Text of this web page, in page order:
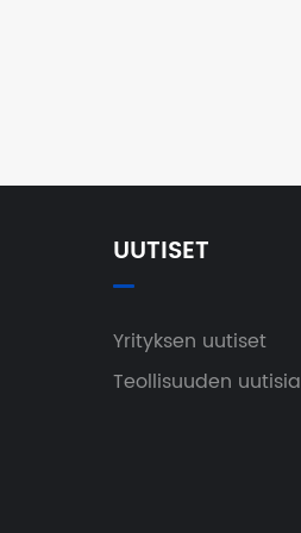
UUTISET
Yrityksen uutiset
Teollisuuden uutisia